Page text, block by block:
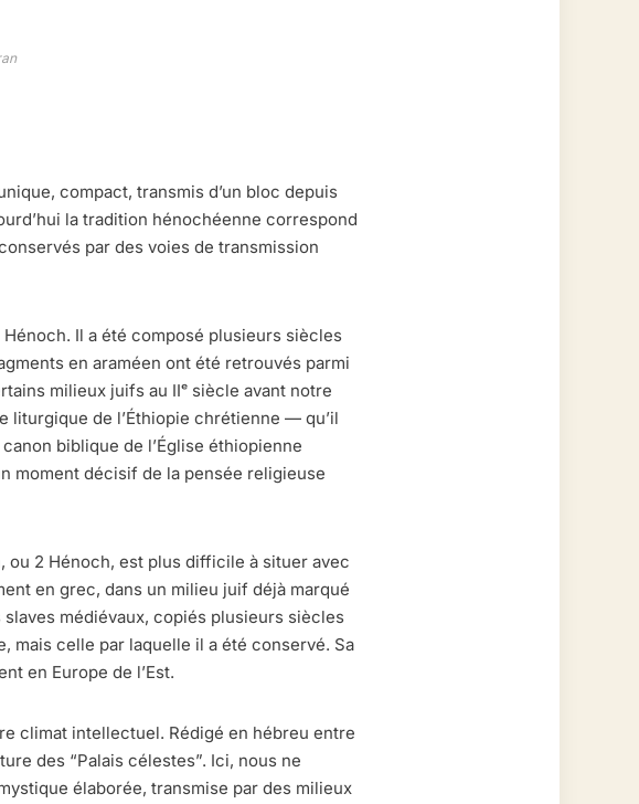
compact, transmis d’un bloc depuis
la tradition hénochéenne correspond
par des voies de transmission
Hénoch. Il a été composé plusieurs siècles
en araméen ont été retrouvés parmi
milieux juifs au IIᵉ siècle avant notre
liturgique de l’Éthiopie chrétienne — qu’il
biblique de l’Église éthiopienne
moment décisif de la pensée religieuse
ou 2 Hénoch, est plus difficile à situer avec
en grec, dans un milieu juif déjà marqué
médiévaux, copiés plusieurs siècles
mais celle par laquelle il a été conservé. Sa
en Europe de l’Est.
climat intellectuel. Rédigé en hébreu entre
des “Palais célestes”. Ici, nous ne
élaborée, transmise par des milieux